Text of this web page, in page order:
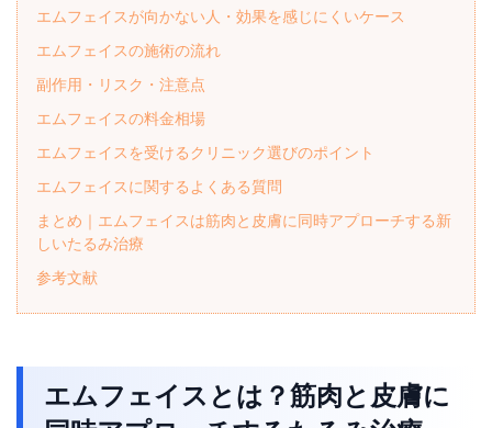
エムフェイスが向かない人・効果を感じにくいケース
エムフェイスの施術の流れ
副作用・リスク・注意点
エムフェイスの料金相場
エムフェイスを受けるクリニック選びのポイント
エムフェイスに関するよくある質問
まとめ｜エムフェイスは筋肉と皮膚に同時アプローチする新
しいたるみ治療
参考文献
エムフェイスとは？筋肉と皮膚に